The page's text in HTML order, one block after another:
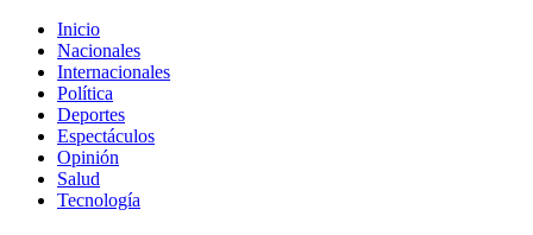
Inicio
Nacionales
Internacionales
Política
Deportes
Espectáculos
Opinión
Salud
Tecnología